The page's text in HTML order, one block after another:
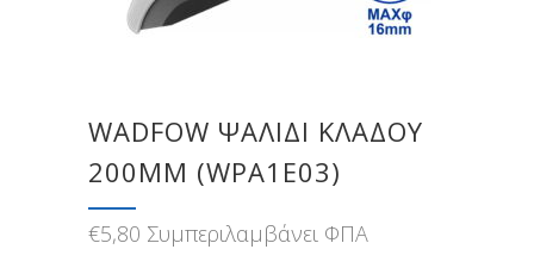
WADFOW ΨΑΛΙΔΙ ΚΛΑΔΟΥ
200MM (WPA1E03)
€5,80 Συμπεριλαμβάνει ΦΠΑ